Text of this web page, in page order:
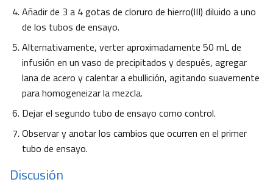
Añadir de 3 a 4 gotas de cloruro de hierro(III) diluido a uno
de los tubos de ensayo.
Alternativamente, verter aproximadamente 50 mL de
infusión en un vaso de precipitados y después, agregar
lana de acero y calentar a ebullición, agitando suavemente
para homogeneizar la mezcla.
Dejar el segundo tubo de ensayo como control.
Observar y anotar los cambios que ocurren en el primer
tubo de ensayo.
Discusión